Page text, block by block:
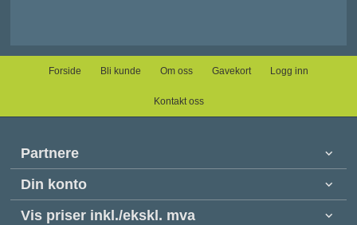
Forside Bli kunde Om oss Gavekort Logg inn
Kontakt oss
Partnere
Din konto
Vis priser inkl./ekskl. mva